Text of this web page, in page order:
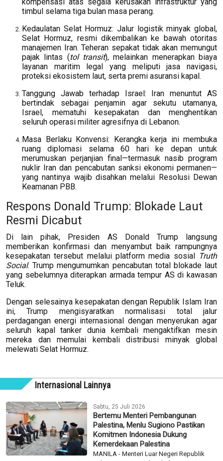
timbul selama tiga bulan masa perang.
Kedaulatan Selat Hormuz: Jalur logistik minyak global,
Selat Hormuz, resmi dikembalikan ke bawah otoritas
manajemen Iran. Teheran sepakat tidak akan memungut
pajak lintas (tol transit), melainkan menerapkan biaya
layanan maritim legal yang meliputi jasa navigasi,
proteksi ekosistem laut, serta premi asuransi kapal.
Tanggung Jawab terhadap Israel: Iran menuntut AS
bertindak sebagai penjamin agar sekutu utamanya,
Israel, mematuhi kesepakatan dan menghentikan
seluruh operasi militer agresifnya di Lebanon.
Masa Berlaku Konvensi: Kerangka kerja ini membuka
ruang diplomasi selama 60 hari ke depan untuk
merumuskan perjanjian final—termasuk nasib program
nuklir Iran dan pencabutan sanksi ekonomi permanen—
yang nantinya wajib disahkan melalui Resolusi Dewan
Keamanan PBB.
Respons Donald Trump: Blokade Laut
Resmi Dicabut
Di lain pihak, Presiden AS Donald Trump langsung
memberikan konfirmasi dan menyambut baik rampungnya
kesepakatan tersebut melalui platform media sosial Truth
Social. Trump mengumumkan pencabutan total blokade laut
yang sebelumnya diterapkan armada tempur AS di kawasan
Teluk.
Dengan selesainya kesepakatan dengan Republik Islam Iran
ini, Trump mengisyaratkan normalisasi total jalur
perdagangan energi internasional dengan menyerukan agar
seluruh kapal tanker dunia kembali mengaktifkan mesin
mereka dan memulai kembali distribusi minyak global
melewati Selat Hormuz.
Internasional Lainnya
Sabtu, 25 Juli 2026
Bertemu Menteri Pembangunan
Palestina, Menlu Sugiono Pastikan
Komitmen Indonesia Dukung
Kemerdekaan Palestina
MANILA - Menteri Luar Negeri Republik